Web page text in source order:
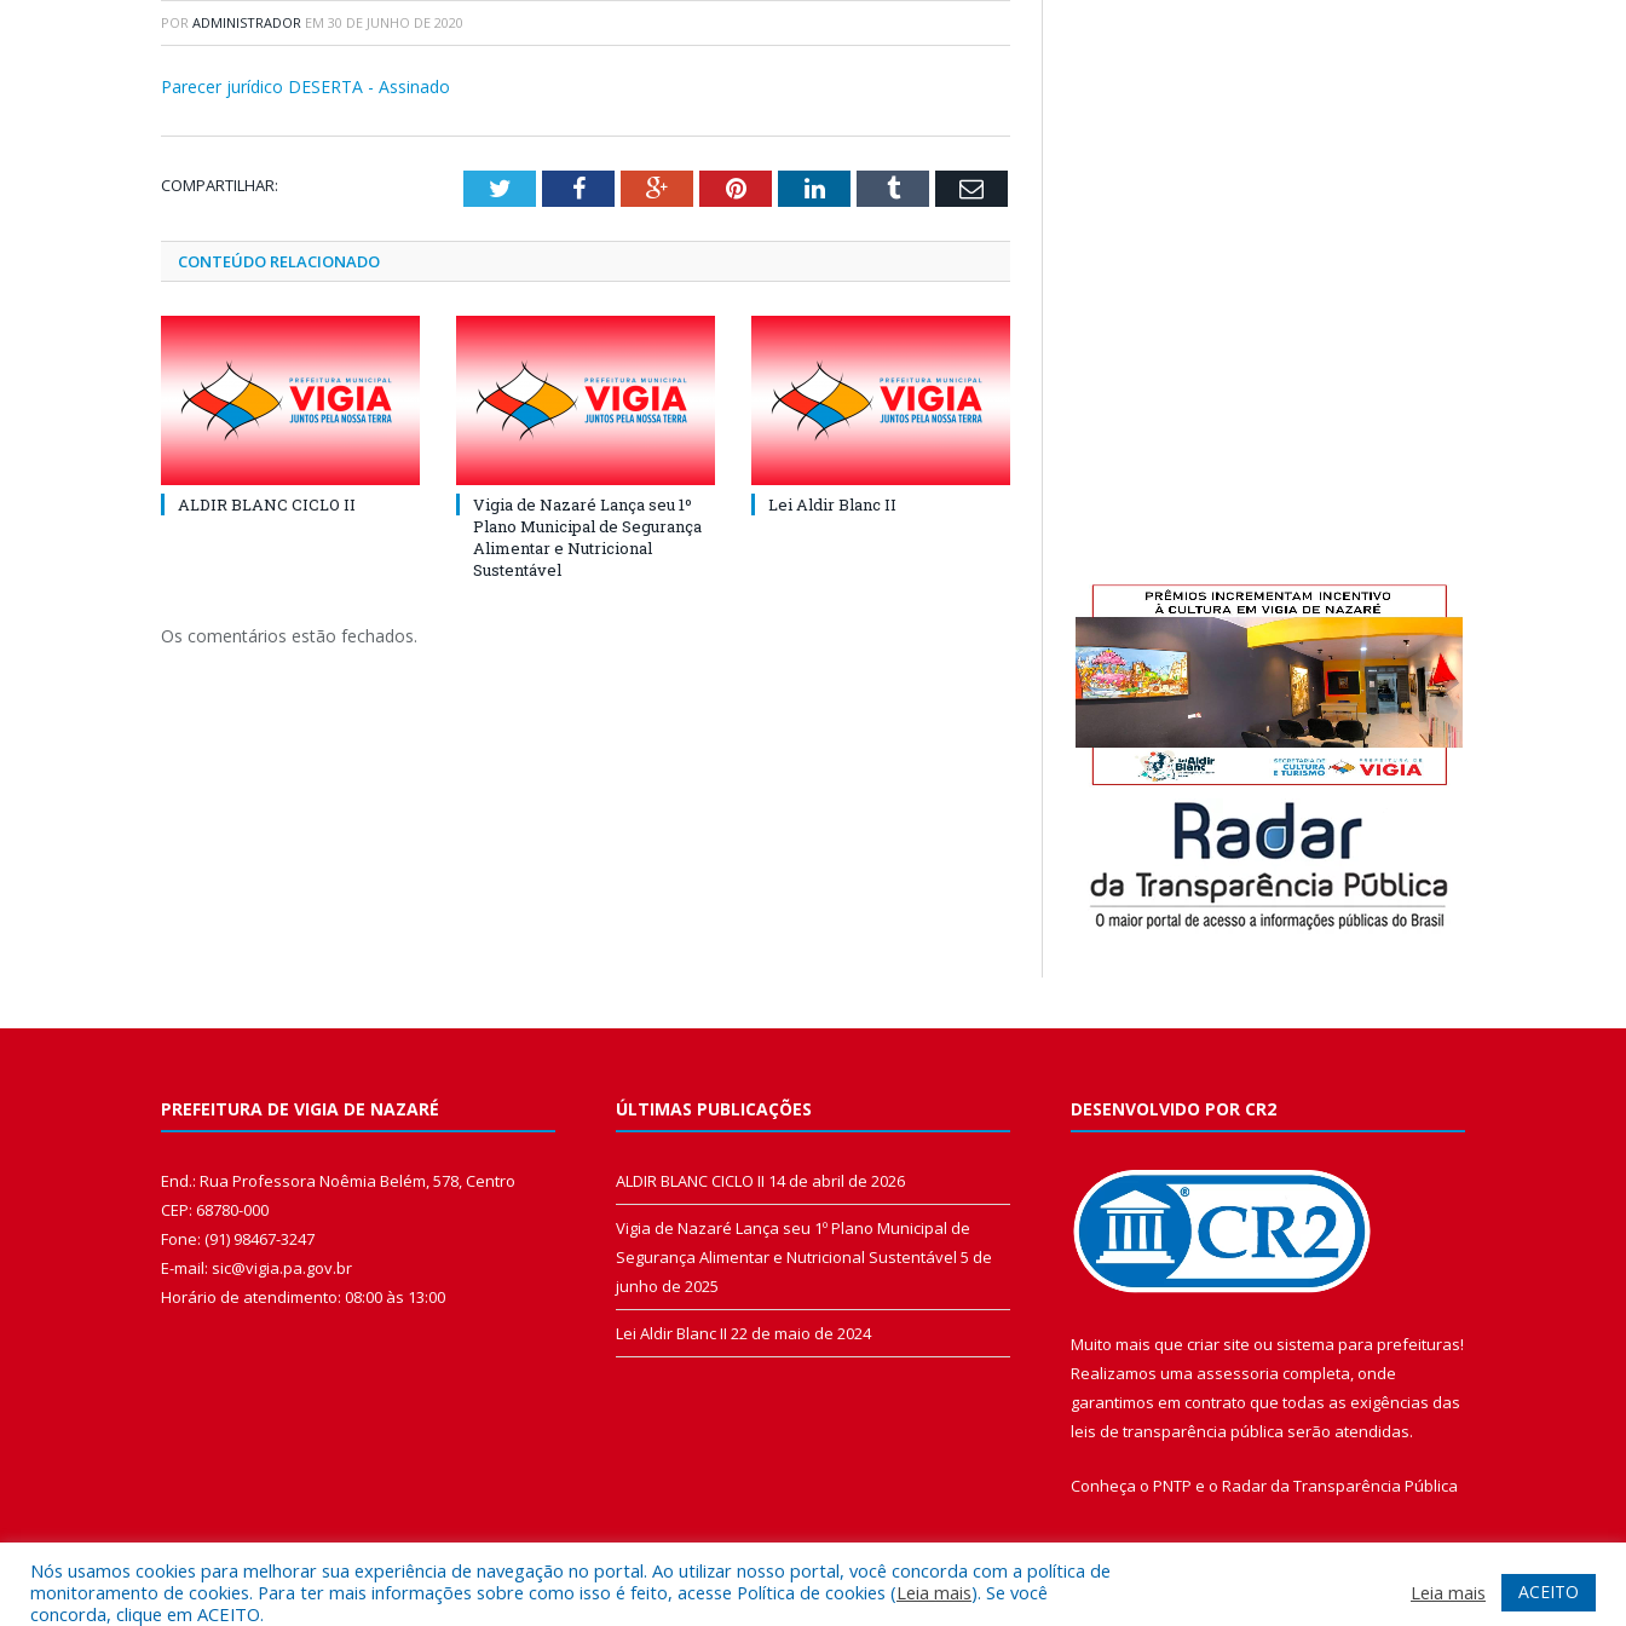
POR ADMINISTRADOR EM 30 DE JUNHO DE 2020
Parecer jurídico DESERTA - Assinado
COMPARTILHAR: TwitterFacebookGoogle+PinterestLinkedInTumblr Email
CONTEÚDO RELACIONADO
ALDIR BLANC CICLO II
Vigia de Nazaré Lança seu 1º
Plano Municipal de Segurança
Alimentar e Nutricional
Sustentável
Lei Aldir Blanc II
Os comentários estão fechados.
PREFEITURA DE VIGIA DE NAZARÉ
End.: Rua Professora Noêmia Belém, 578, Centro
CEP: 68780-000
Fone: (91) 98467-3247
E-mail: sic@vigia.pa.gov.br
Horário de atendimento: 08:00 às 13:00
ÚLTIMAS PUBLICAÇÕES
ALDIR BLANC CICLO II 14 de abril de 2026
Vigia de Nazaré Lança seu 1º Plano Municipal de
Segurança Alimentar e Nutricional Sustentável 5 de
junho de 2025
Lei Aldir Blanc II 22 de maio de 2024
DESENVOLVIDO POR CR2
Muito mais que criar site ou sistema para prefeituras!
Realizamos uma assessoria completa, onde
garantimos em contrato que todas as exigências das
leis de transparência pública serão atendidas.
Conheça o PNTP e o Radar da Transparência Pública
Todos os direitos reservados a Prefeitura Municipal de Vigia de Nazaré.
Nós usamos cookies para melhorar sua experiência de navegação no portal. Ao utilizar nosso portal, você concorda com a política de
monitoramento de cookies. Para ter mais informações sobre como isso é feito, acesse Política de cookies (Leia mais). Se você
concorda, clique em ACEITO.
Leia mais ACEITO